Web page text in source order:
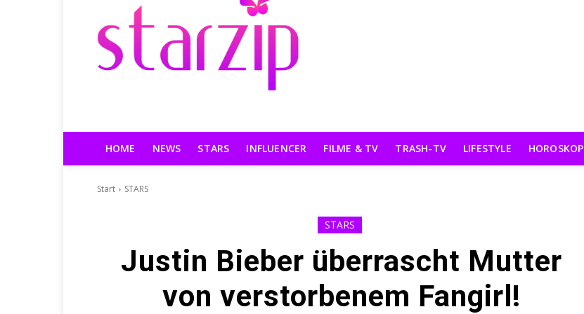
HOME NEWS STARS INFLUENCER FILME & TV TRASH-TV LIFESTYLE HOROSKOP
Start STARS
STARS
Justin Bieber überrascht Mutter
von verstorbenem Fangirl!